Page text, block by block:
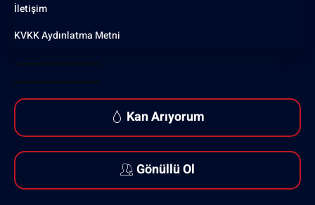
İletişim
KVKK Aydınlatma Metni
Kan Arıyorum
Gönüllü Ol